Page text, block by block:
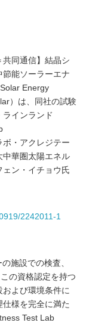
共同通信】結晶シ
節能ソーラーエナ
Energy
）は、同社の試験
インランド
・アクレジテー
中華圏太陽エネル
ン・イチョウ氏
2242011-1
施設での検査、
の資格認定を持つ
よび環境条件に
様を完全に満た
Test Lab